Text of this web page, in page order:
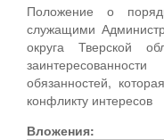
Положение о
служащими
округа Тверской
обязанностей,
конфликту интересов
Вложения: